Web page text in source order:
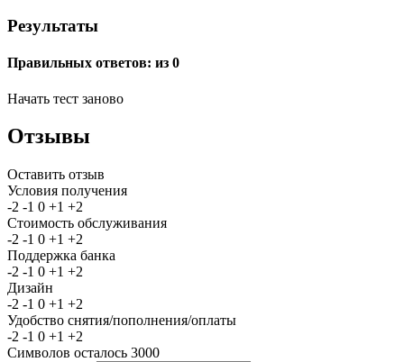
Результаты
Правильных ответов: из 0
Начать тест заново
Отзывы
Оставить отзыв
Условия получения
-2 -1 0 +1 +2
Стоимость обслуживания
-2 -1 0 +1 +2
Поддержка банка
-2 -1 0 +1 +2
Дизайн
-2 -1 0 +1 +2
Удобство снятия/пополнения/оплаты
-2 -1 0 +1 +2
Символов осталось 3000